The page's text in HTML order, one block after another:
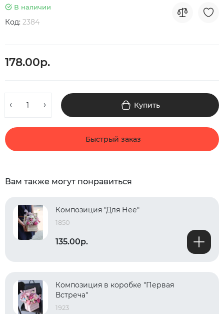
В наличии
Код: 2384
178.00р.
Купить
Быстрый заказ
Вам также могут понравиться
Композиция "Для Нее"
1850
135.00р.
Композиция в коробке "Первая
Встреча"
1923